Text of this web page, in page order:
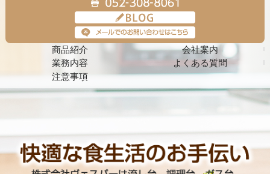
商品紹介
会社案内
業務内容
よくある質問
注意事項